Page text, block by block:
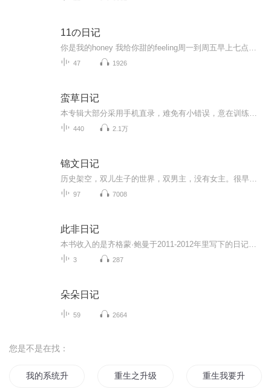
11の日记
47 1926
蛮草日记
440 2.1万
锦文日记
97 7008
此非日记
3 287
朵朵日记
59 2664
您是不是在找：
我的系统升级了 重生之升级人生 重生我要升级